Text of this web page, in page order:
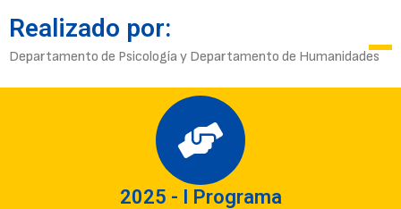
Realizado por:
Departamento de Psicología y Departamento de Humanidades
2025 - I Programa